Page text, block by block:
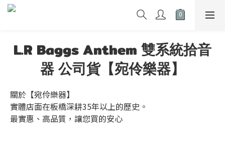
L.R Baggs Anthem 雙系統拾音
器 公司貨【宛伶樂器】
關於【宛伶樂器】
實體店面在板橋深耕35年以上的歷史。
最實惠、高品質，讓您買的安心